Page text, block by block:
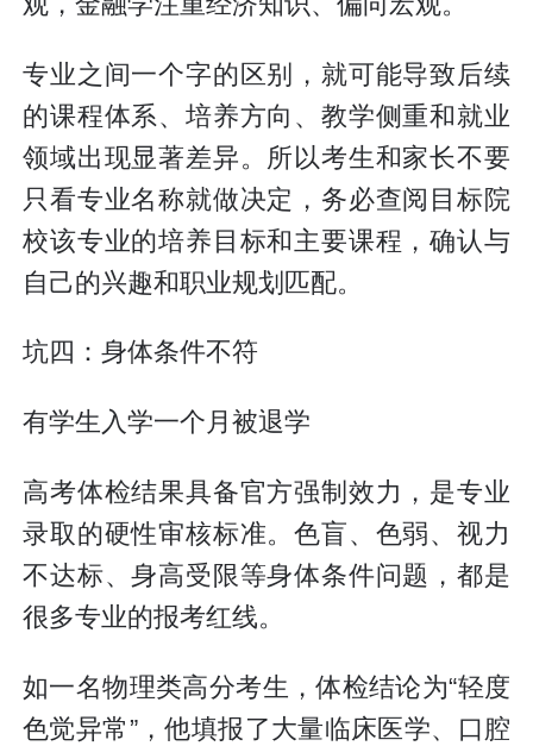
专业之间一个字的区别，就可能导致后续
的课程体系、培养方向、教学侧重和就业
领域出现显著差异。所以考生和家长不要
只看专业名称就做决定，务必查阅目标院
校该专业的培养目标和主要课程，确认与
自己的兴趣和职业规划匹配。
坑四：身体条件不符
有学生入学一个月被退学
高考体检结果具备官方强制效力，是专业
录取的硬性审核标准。色盲、色弱、视力
不达标、身高受限等身体条件问题，都是
很多专业的报考红线。
如一名物理类高分考生，体检结论为“轻度
色觉异常”，他填报了大量临床医学、口腔